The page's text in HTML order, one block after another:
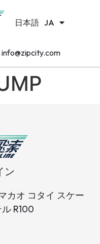
日本語 JA
한국어 KO
info@zipcity.com
ン
カオ コタイ スケー
R100